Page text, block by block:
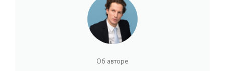
Об авторе